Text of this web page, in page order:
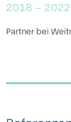
2018 – 2022
Partner bei